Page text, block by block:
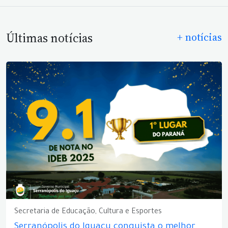
Últimas notícias + notícias
Secretaria de Educação, Cultura e Esportes